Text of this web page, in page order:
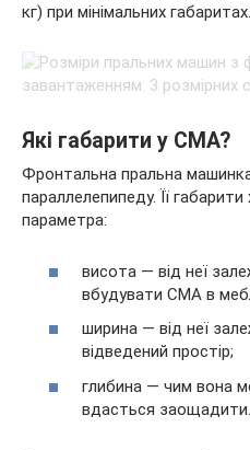
кг) при мінімальних габаритах.
Які габарити у СМА?
Фронтальна пральна
параллелепипеду. Її
параметра:
висота — від неї
вбудувати СМА в
ширина — від неї
відведений простір;
глибина — чим вона
вдасться заощадити.